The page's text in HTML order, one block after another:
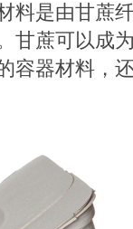
料是由甘蔗
甘蔗可以成
容器材料，